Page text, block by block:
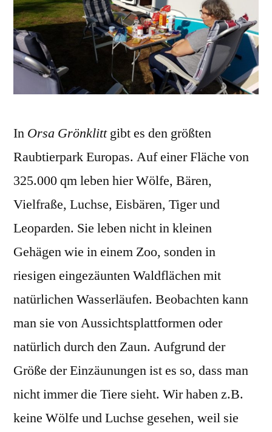
In Orsa Grönklittgibt es den größten
Raubtierpark Europas. Auf einer Fläche von
325.000 qm leben hier Wölfe, Bären,
Vielfraße, Luchse, Eisbären, Tiger und
Leoparden. Sie leben nicht in kleinen
Gehägen wie in einem Zoo, sonden in
riesigen eingezäunten Waldflächen mit
natürlichen Wasserläufen. Beobachten kann
man sie von Aussichtsplattformen oder
natürlich durch den Zaun. Aufgrund der
Größe der Einzäunungen ist es so, dass man
nicht immer die Tiere sieht. Wir haben z.B.
keine Wölfe und Luchse gesehen, weil sie